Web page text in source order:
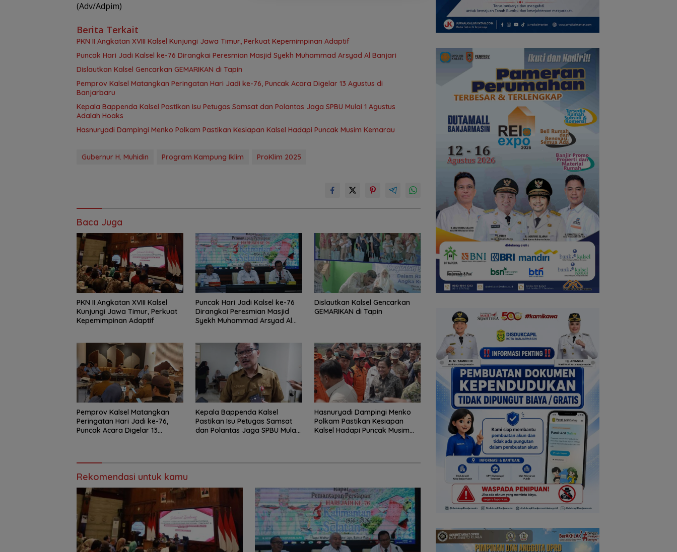
(Adv/Adpim)
Berita Terkait
PKN II Angkatan XVIII Kalsel Kunjungi Jawa Timur, Perkuat Kepemimpinan Adaptif
Puncak Hari Jadi Kalsel ke-76 Dirangkai Peresmian Masjid Syekh Muhammad Arsyad Al Banjari
Dislautkan Kalsel Gencarkan GEMARIKAN di Tapin
Pemprov Kalsel Matangkan Peringatan Hari Jadi ke-76, Puncak Acara Digelar 13 Agustus di
Banjarbaru
Kepala Bappenda Kalsel Pastikan Isu Petugas Samsat dan Polantas Jaga SPBU Mulai 1 Agustus
Adalah Hoaks
Hasnuryadi Dampingi Menko Polkam Pastikan Kesiapan Kalsel Hadapi Puncak Musim Kemarau
Gubernur H. Muhidin Program Kampung Iklim ProKlim 2025
Baca Juga
PKN II Angkatan XVIII Kalsel
Kunjungi Jawa Timur, Perkuat
Kepemimpinan Adaptif
Puncak Hari Jadi Kalsel ke-76
Dirangkai Peresmian Masjid
Syekh Muhammad Arsyad Al
Dislautkan Kalsel Gencarkan
GEMARIKAN di Tapin
Pemprov Kalsel Matangkan
Peringatan Hari Jadi ke-76,
Puncak Acara Digelar 13
Kepala Bappenda Kalsel
Pastikan Isu Petugas Samsat
dan Polantas Jaga SPBU Mulai
Hasnuryadi Dampingi Menko
Polkam Pastikan Kesiapan
Kalsel Hadapi Puncak Musim
Rekomendasi untuk kamu